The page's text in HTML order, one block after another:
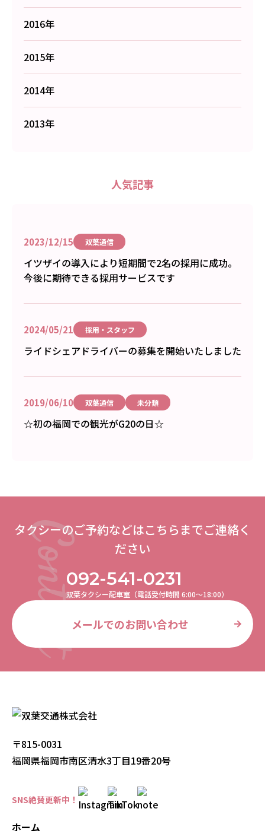
2016年
2015年
2014年
2013年
人気記事
2023/12/15 双葉通信
イツザイの導入により短期間で2名の採用に成功。
今後に期待できる採用サービスです
2024/05/21 採用・スタッフ
ライドシェアドライバーの募集を開始いたしました
2019/06/10 双葉通信 未分類
☆初の福岡での観光がG20の日☆
タクシーのご予約などはこちらまでご連絡く
ださい
092-541-0231
双葉タクシー配車室（電話受付時間 6:00〜18:00）
メールでのお問い合わせ
〒815-0031
福岡県福岡市南区清水3丁目19番20号
SNS絶賛更新中！
ホーム